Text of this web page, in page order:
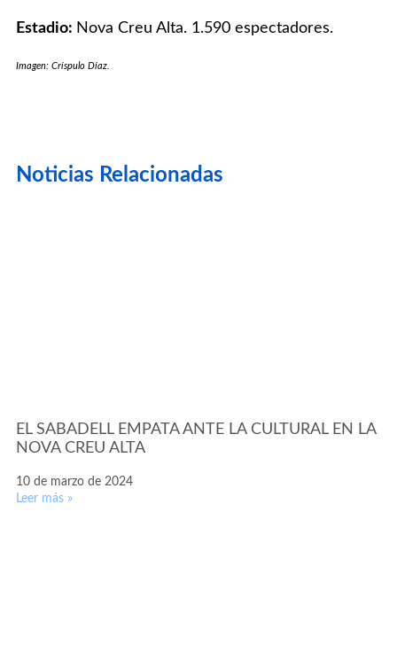
Estadio: Nova Creu Alta. 1.590 espectadores.
Imagen: Críspulo Díaz.
Noticias Relacionadas
EL SABADELL EMPATA ANTE LA CULTURAL EN LA
NOVA CREU ALTA
10 de marzo de 2024
Leer más »